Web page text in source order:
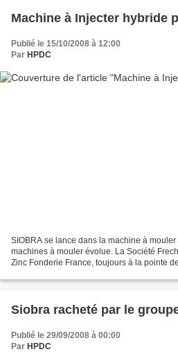
Machine à Injecter hybride
Publié le 15/10/2008 à 12:00
Par HPDC
SIOBRA se lance dans la machine à
machines à mouler évolue. La Société
Zinc Fonderie France, toujours à la pointe
Siobra racheté par le
Publié le 29/09/2008 à 00:00
Par HPDC